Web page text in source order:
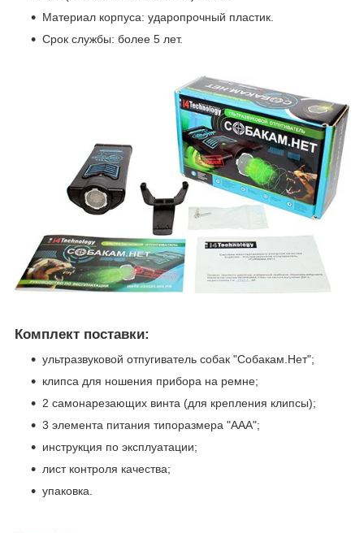
Материал корпуса: ударопрочный пластик.
Срок службы: более 5 лет.
Комплект поставки:
ультразвуковой отпугиватель собак "Собакам.Нет";
клипса для ношения прибора на ремне;
2 самонарезающих винта (для крепления клипсы);
3 элемента питания типоразмера "ААА";
инструкция по эксплуатации;
лист контроля качества;
упаковка.